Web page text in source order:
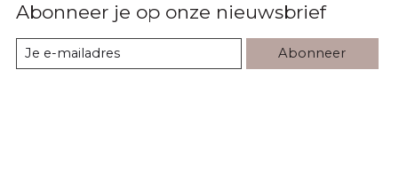
Abonneer je op onze nieuwsbrief
Abonneer